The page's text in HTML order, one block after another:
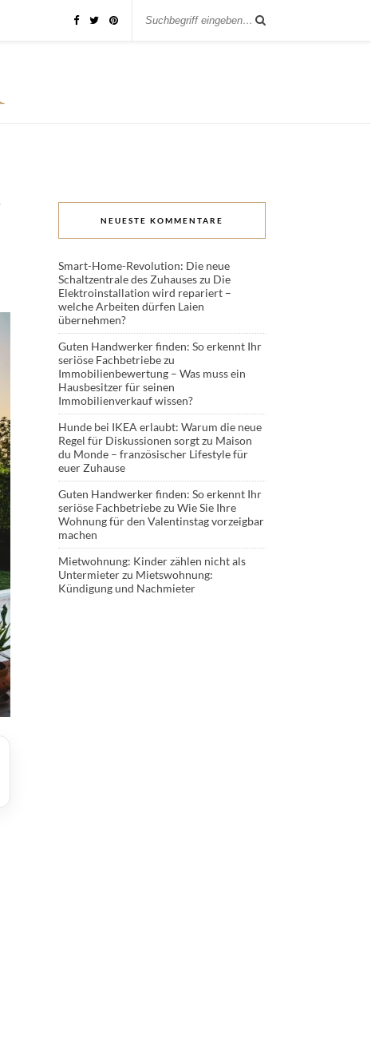
NEUESTE KOMMENTARE
Smart-Home-Revolution: Die neue
Schaltzentrale des Zuhauseszu Die
Elektroinstallation wird repariert –
welche Arbeiten dürfen Laien
übernehmen?
Guten Handwerker finden: So erkennt Ihr
seriöse Fachbetriebezu
Immobilienbewertung – Was muss ein
Hausbesitzer für seinen
Immobilienverkauf wissen?
Hunde bei IKEA erlaubt: Warum die neue
Regel für Diskussionen sorgtzu Maison
du Monde – französischer Lifestyle für
euer Zuhause
Guten Handwerker finden: So erkennt Ihr
seriöse Fachbetriebezu Wie Sie Ihre
Wohnung für den Valentinstag vorzeigbar
machen
Mietwohnung: Kinder zählen nicht als
Untermieterzu Mietswohnung:
Kündigung und Nachmieter